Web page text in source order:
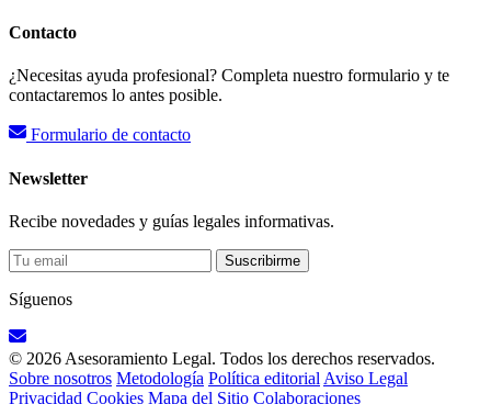
Contacto
¿Necesitas ayuda profesional? Completa nuestro formulario y te
contactaremos lo antes posible.
Formulario de contacto
Newsletter
Recibe novedades y guías legales informativas.
Suscribirme
Síguenos
© 2026 Asesoramiento Legal. Todos los derechos reservados.
Sobre nosotros Metodología Política editorial Aviso Legal
Privacidad Cookies Mapa del Sitio Colaboraciones